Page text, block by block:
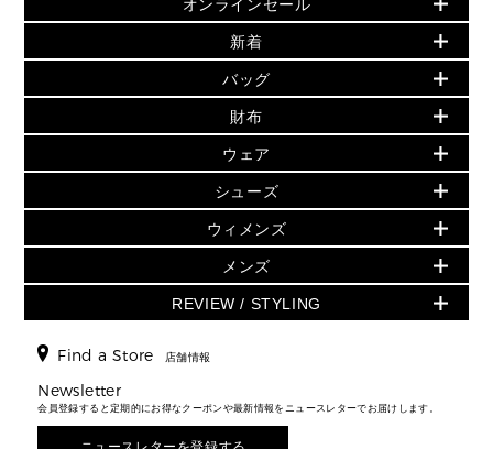
セールおすすめアイテム
▶ ウィメンズ
バッグ
小物
シューズ・靴
ウェア
アクセサリー
時計
▶ メンズ
バッグ
ウェア
アクセサリー
オンラインセール
PRODUCT OF THE MONTH - 今月の特別価格
再値下げアイテム
追加アイテム
▶ ウィメンズすべて(ウェア・シューズ除く)
バッグ
財布・小物
ウェア
シューズ
時計・ジュエリー
アクセサリー
メンズ バッグ
メンズ 財布・小物
新着
初夏のスタイル
▶ すべて
▶ ウィメンズすべて
財布・小物
アクセサリー
フレグランス
シューズ
▶ メンズすべて
メンズ財布・小物
バッグ
人気の定番アイテム
日本限定 - バッグ
▶ ウィメンズすべて
トートバッグ
ショルダーバッグ
クロスボディ・斜め掛け
トラベル
3 IN 1 / 2 IN 1 バッグ
財布
日本限定 - 財布・小物
▶ ウィメンズすべて
GREENWICH
折り財布(二つ折り・三つ折り)
長財布
▶ メンズすべて
ウェア
▶ ウィメンズすべて
トップス
スカート・パンツ
ジャケット・アウター
▶ メンズすべて
シューズ
▶ ウィメンズすべて
サンダル
スニーカー
▶ メンズすべて
ウィメンズ
人気の定番アイテム
▶ ウィメンズすべて
▶ バッグすべて
メンズ
▶ メンズすべて
財布・小物
REVIEW / STYLING
エディターレビュー
Find a Store 店舗情報
Newsletter
会員登録すると定期的にお得なクーポンや最新情報をニュースレターでお届けします。